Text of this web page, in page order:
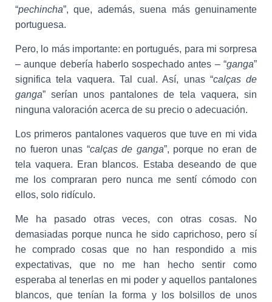
“pechincha”, que, además, suena más genuinamente
portuguesa.
Pero, lo más importante: en portugués, para mi sorpresa
– aunque debería haberlo sospechado antes – “ganga”
significa tela vaquera. Tal cual. Así, unas “calças de
ganga” serían unos pantalones de tela vaquera, sin
ninguna valoración acerca de su precio o adecuación.
Los primeros pantalones vaqueros que tuve en mi vida
no fueron unas “calças de ganga”, porque no eran de
tela vaquera. Eran blancos. Estaba deseando de que
me los compraran pero nunca me sentí cómodo con
ellos, solo ridículo.
Me ha pasado otras veces, con otras cosas. No
demasiadas porque nunca he sido caprichoso, pero sí
he comprado cosas que no han respondido a mis
expectativas, que no me han hecho sentir como
esperaba al tenerlas en mi poder y aquellos pantalones
blancos, que tenían la forma y los bolsillos de unos